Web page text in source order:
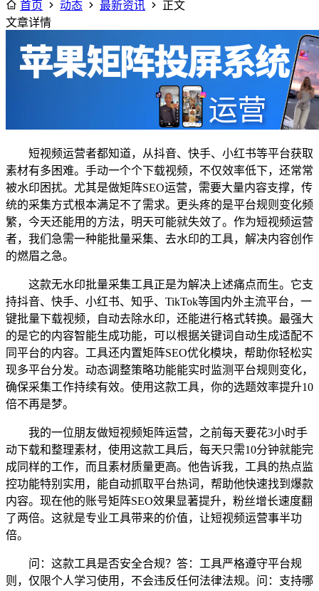
首页 动态 最新资讯
正文
文章详情
短视频运营者都知道，从抖音、快手、小红书等平台获取
素材有多困难。手动一个个下载视频，不仅效率低下，还常常
被水印困扰。尤其是做矩阵SEO运营，需要大量内容支撑，传
统的采集方式根本满足不了需求。更头疼的是平台规则变化频
繁，今天还能用的方法，明天可能就失效了。作为短视频运营
者，我们急需一种能批量采集、去水印的工具，解决内容创作
的燃眉之急。
这款无水印批量采集工具正是为解决上述痛点而生。它支
持抖音、快手、小红书、知乎、TikTok等国内外主流平台，一
键批量下载视频，自动去除水印，还能进行格式转换。最强大
的是它的内容智能生成功能，可以根据关键词自动生成适配不
同平台的内容。工具还内置矩阵SEO优化模块，帮助你轻松实
现多平台分发。动态调整策略功能能实时监测平台规则变化，
确保采集工作持续有效。使用这款工具，你的选题效率提升10
倍不再是梦。
我的一位朋友做短视频矩阵运营，之前每天要花3小时手
动下载和整理素材，使用这款工具后，每天只需10分钟就能完
成同样的工作，而且素材质量更高。他告诉我，工具的热点监
控功能特别实用，能自动抓取平台热词，帮助他快速找到爆款
内容。现在他的账号矩阵SEO效果显著提升，粉丝增长速度翻
了两倍。这就是专业工具带来的价值，让短视频运营事半功
倍。
问：这款工具是否安全合规？答：工具严格遵守平台规
则，仅限个人学习使用，不会违反任何法律法规。问：支持哪